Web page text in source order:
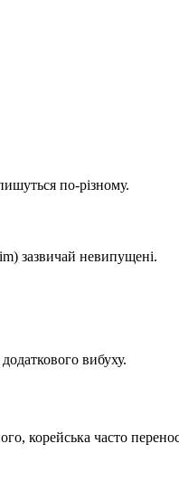
по-різному.
зазвичай невипущені.
вибуху.
корейська часто